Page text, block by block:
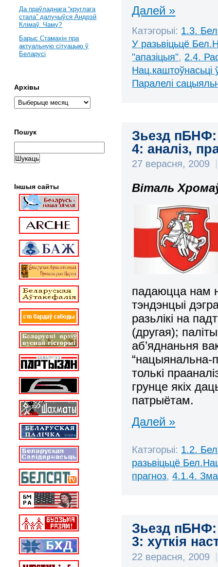
Далей »
Катэгорыі: 1.3.
У разьвіцьцё
"апазіцыя", 2.4.
Нац.каштоўнасьці
Паралелі
Зьезд пБНФ:
4: аналіз,
27 верасня, 2009
Віталь
падаюцца нам
тэндэнцыі
разьлікі на
(другая);
аб’яднаньня
“нацыянальна-
толькі
грунце якіх
патрыётам.
Далей »
Катэгорыі: 1.2.
разьвіцьцё
прагноз,4.1.4.
Зьезд пБНФ:
3: хуткія
22 верасня, 2009
Да праўладнага “круглага
стала” далучыўся Андрэй
Клімаў. Чаму?
Барыс Стамахін пра
актуальную сітуацыю ў
Беларусі
Архівы
Пошук
Іншыя сайты